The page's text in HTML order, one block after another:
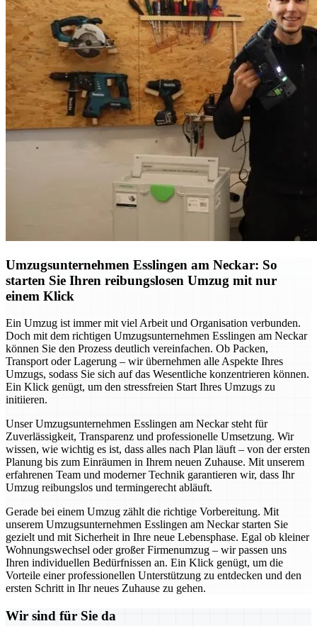
Umzugsunternehmen Esslingen am Neckar: So
starten Sie Ihren reibungslosen Umzug mit nur
einem Klick
Ein Umzug ist immer mit viel Arbeit und Organisation verbunden.
Doch mit dem richtigen Umzugsunternehmen Esslingen am Neckar
können Sie den Prozess deutlich vereinfachen. Ob Packen,
Transport oder Lagerung – wir übernehmen alle Aspekte Ihres
Umzugs, sodass Sie sich auf das Wesentliche konzentrieren können.
Ein Klick genügt, um den stressfreien Start Ihres Umzugs zu
initiieren.
Unser Umzugsunternehmen Esslingen am Neckar steht für
Zuverlässigkeit, Transparenz und professionelle Umsetzung. Wir
wissen, wie wichtig es ist, dass alles nach Plan läuft – von der ersten
Planung bis zum Einräumen in Ihrem neuen Zuhause. Mit unserem
erfahrenen Team und moderner Technik garantieren wir, dass Ihr
Umzug reibungslos und termingerecht abläuft.
Gerade bei einem Umzug zählt die richtige Vorbereitung. Mit
unserem Umzugsunternehmen Esslingen am Neckar starten Sie
gezielt und mit Sicherheit in Ihre neue Lebensphase. Egal ob kleiner
Wohnungswechsel oder großer Firmenumzug – wir passen uns
Ihren individuellen Bedürfnissen an. Ein Klick genügt, um die
Vorteile einer professionellen Unterstützung zu entdecken und den
ersten Schritt in Ihr neues Zuhause zu gehen.
Wir sind für Sie da